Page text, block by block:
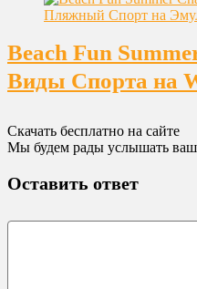
Beach Fun
Виды Спорта на
Скачать бесплатно на сайте
Мы будем рады услышать
Оставить ответ